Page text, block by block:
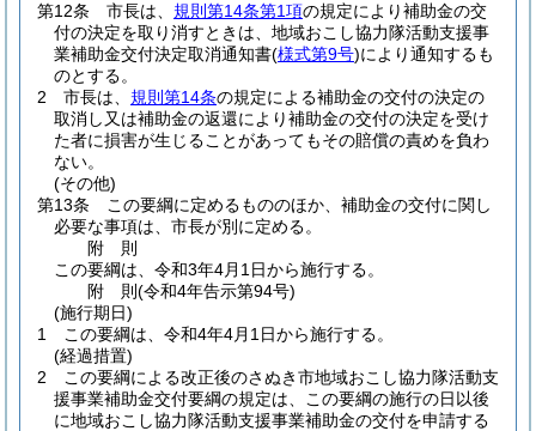
第12条
市長は、 規則第14条第1項の規定により補助金の交
付の決定を取り消すときは、地域おこし協力隊活動支援事
業補助金交付決定取消通知書(様式第9号)により通知するも
のとする。
2
市長は、 規則第14条の規定による補助金の交付の決定の
取消し又は補助金の返還により補助金の交付の決定を受け
た者に損害が生じることがあってもその賠償の責めを負わ
ない。
(その他)
第13条
この要綱に定めるもののほか、補助金の交付に関し
必要な事項は、市長が別に定める。
附 則
この要綱は、令和3年4月1日から施行する。
附 則(令和4年告示第94号)
(施行期日)
1
この要綱は、令和4年4月1日から施行する。
(経過措置)
2
この要綱による改正後のさぬき市地域おこし協力隊活動支
援事業補助金交付要綱の規定は、この要綱の施行の日以後
に地域おこし協力隊活動支援事業補助金の交付を申請する